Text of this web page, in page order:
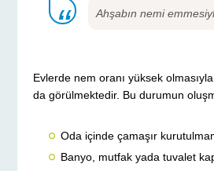
Ahşabın nemi
Evlerde nem oranı yüksek
da görülmektedir. Bu durumun
Oda içinde çamaşır
Banyo, mutfak yada tuvalet